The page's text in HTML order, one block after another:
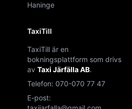
Haninge
TaxiTill
TaxiTill är en
bokningsplattform som drivs
av Taxi Järfälla AB.
Telefon: 070-070 77 47
E-post: